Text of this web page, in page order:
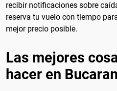
recibir notificaciones sobre
reserva tu vuelo con tiempo
mejor precio posible.
Las mejores
hacer en